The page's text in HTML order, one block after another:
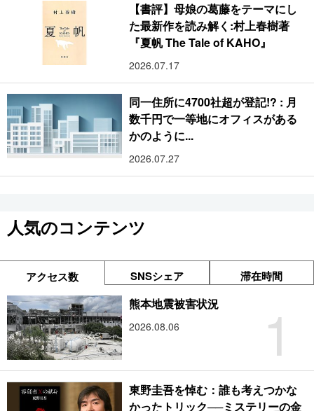
【書評】母娘の葛藤をテーマにし
た最新作を読み解く:村上春樹著
『夏帆 The Tale of KAHO』
2026.07.17
同一住所に4700社超が登記!? : 月
数千円で一等地にオフィスがある
かのように...
2026.07.27
人気のコンテンツ
アクセス数 SNSシェア 滞在時間
1
熊本地震被害状況
2026.08.06
東野圭吾を悼む：誰も考えつかな
かったトリック──ミステリーの金